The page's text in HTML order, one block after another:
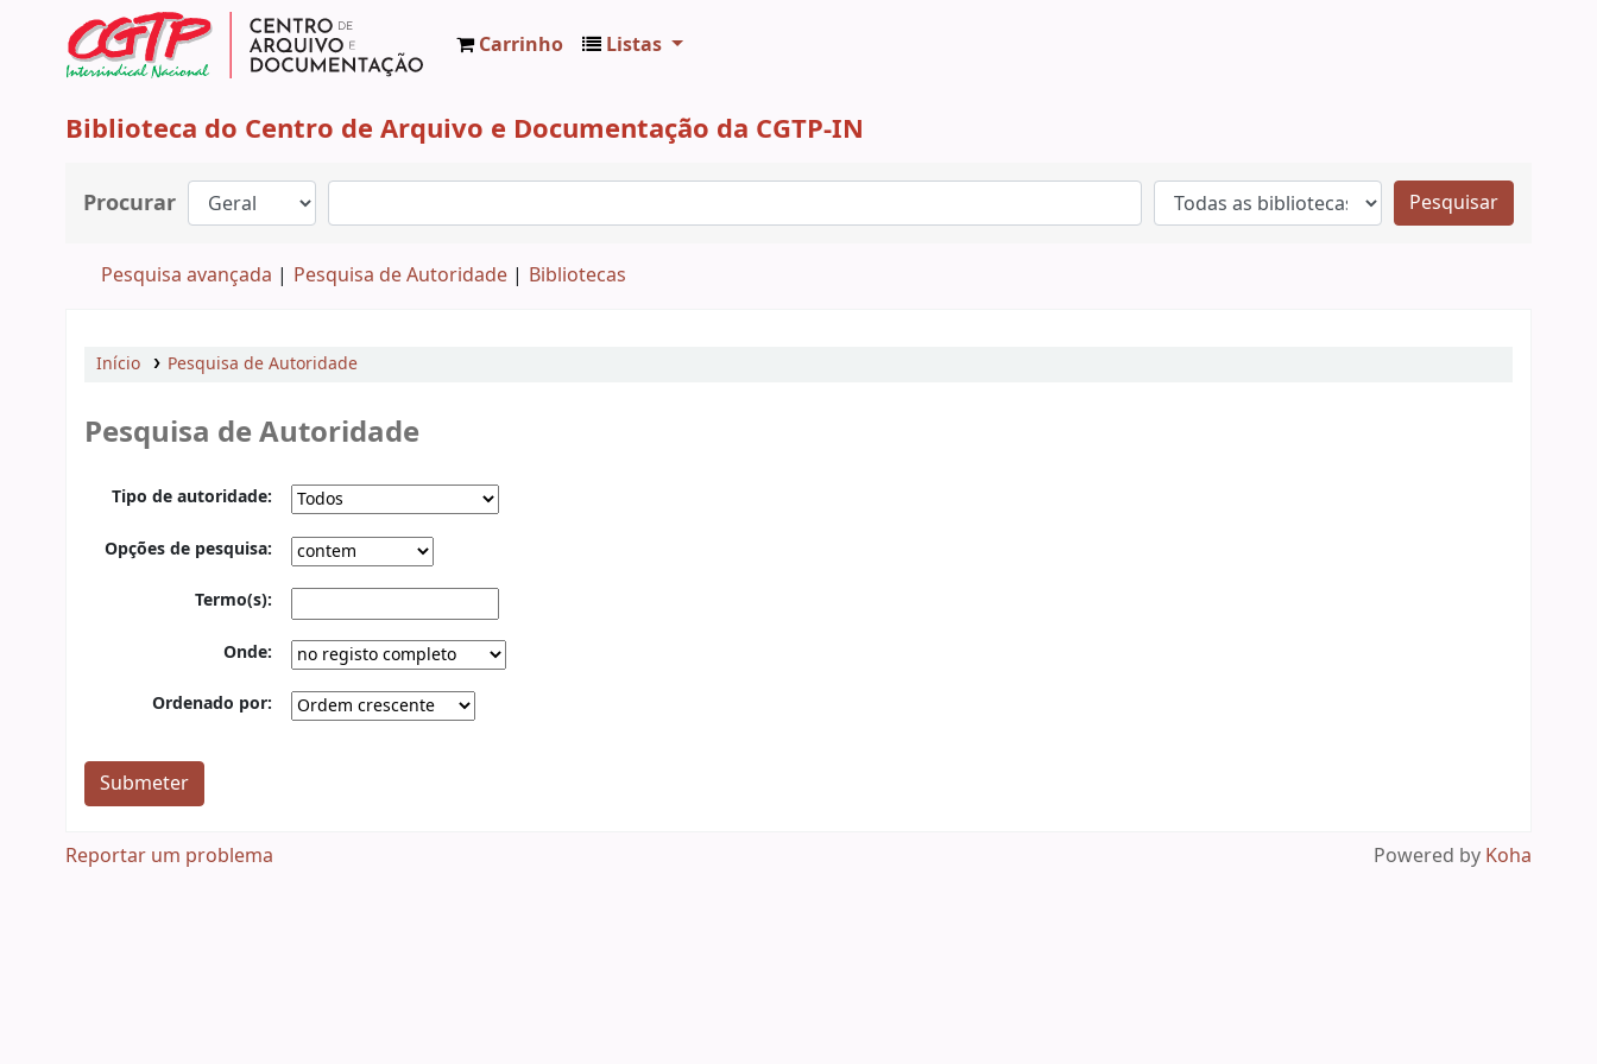
Carrinho Listas
Biblioteca do Centro de Arquivo e Documentação da CGTP-IN
Procurar Pesquisar
Pesquisa avançada Pesquisa de Autoridade Bibliotecas
Início Pesquisa de Autoridade
Pesquisa de Autoridade
Tipo de autoridade:
Opções de pesquisa:
Termo(s):
Onde:
Ordenado por:
Reportar um problema Powered by Koha